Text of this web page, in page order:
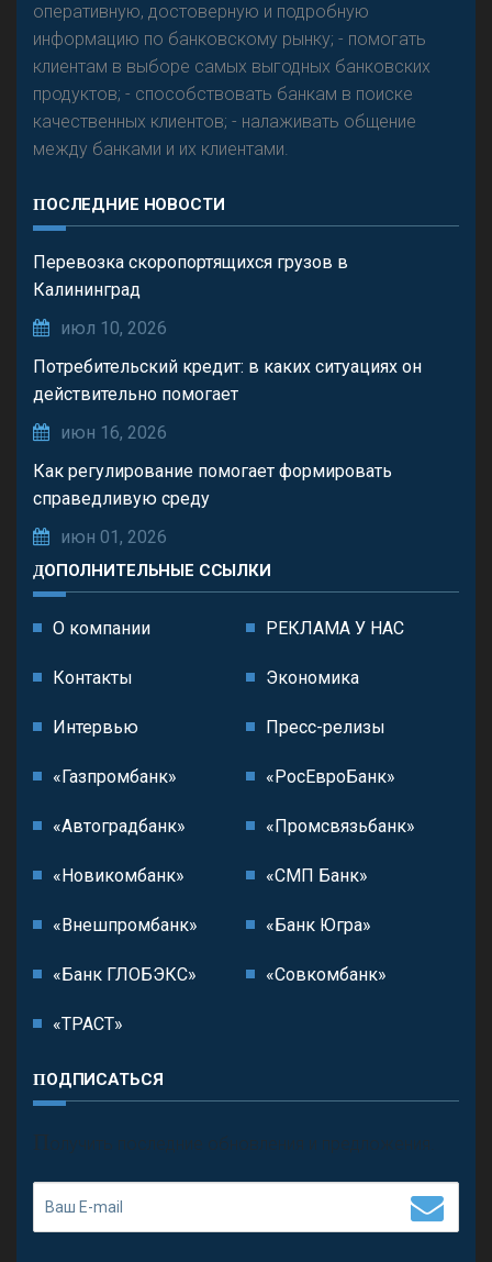
оперативную, достоверную и подробную
информацию по банковскому рынку; - помогать
клиентам в выборе самых выгодных банковских
продуктов; - способствовать банкам в поиске
качественных клиентов; - налаживать общение
между банками и их клиентами.
ПОСЛЕДНИЕ НОВОСТИ
Перевозка скоропортящихся грузов в
Калининград
июл 10, 2026
Потребительский кредит: в каких ситуациях он
действительно помогает
июн 16, 2026
Как регулирование помогает формировать
справедливую среду
июн 01, 2026
ДОПОЛНИТЕЛЬНЫЕ ССЫЛКИ
О компании РЕКЛАМА У НАС
Контакты Экономика
Интервью Пресс-релизы
«Газпромбанк» «РосЕвроБанк»
«Автоградбанк» «Промсвязьбанк»
«Новикомбанк» «СМП Банк»
«Внешпромбанк» «Банк Югра»
«Банк ГЛОБЭКС» «Совкомбанк»
«ТРАСТ»
ПОДПИСАТЬСЯ
П олучить последние обновления и предложения.